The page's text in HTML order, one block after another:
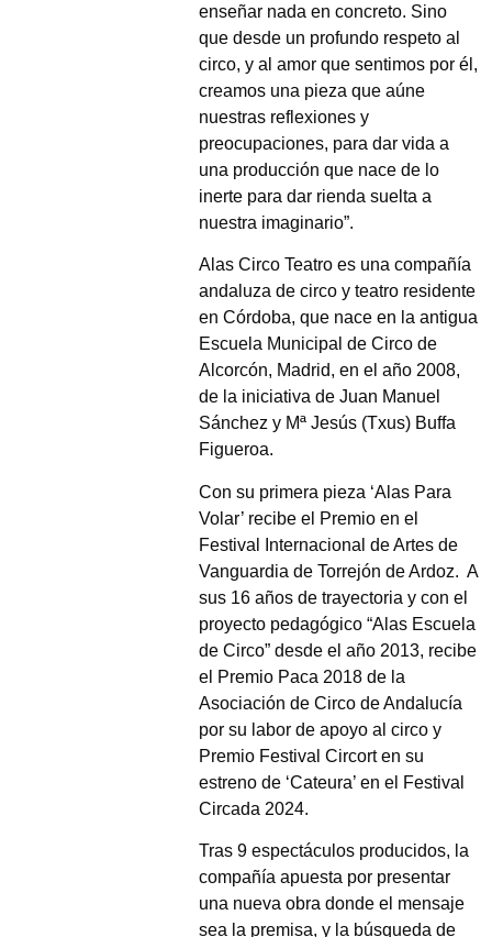
enseñar nada en concreto. Sino
que desde un profundo respeto al
circo, y al amor que sentimos por él,
creamos una pieza que aúne
nuestras reflexiones y
preocupaciones, para dar vida a
una producción que nace de lo
inerte para dar rienda suelta a
nuestra imaginario”.
Alas Circo Teatro es una compañía
andaluza de circo y teatro residente
en Córdoba, que nace en la antigua
Escuela Municipal de Circo de
Alcorcón, Madrid, en el año 2008,
de la iniciativa de Juan Manuel
Sánchez y Mª Jesús (Txus) Buffa
Figueroa.
Con su primera pieza ‘Alas Para
Volar’ recibe el Premio en el
Festival Internacional de Artes de
Vanguardia de Torrejón de Ardoz. A
sus 16 años de trayectoria y con el
proyecto pedagógico “Alas Escuela
de Circo” desde el año 2013, recibe
el Premio Paca 2018 de la
Asociación de Circo de Andalucía
por su labor de apoyo al circo y
Premio Festival Circort en su
estreno de ‘Cateura’ en el Festival
Circada 2024.
Tras 9 espectáculos producidos, la
compañía apuesta por presentar
una nueva obra donde el mensaje
sea la premisa, y la búsqueda de